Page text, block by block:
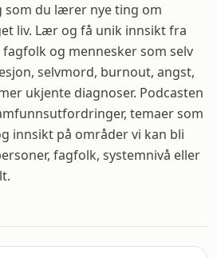
som du lærer nye ting om
liv. Lær og få unik innsikt fra
og mennesker som selv
selvmord, burnout, angst,
ukjente diagnoser. Podcasten
temaer som
innsikt på områder vi kan bli
fagfolk, systemnivå eller